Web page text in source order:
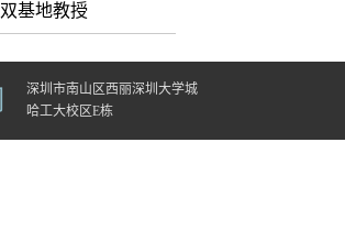
双基地教授
深圳市南山区西丽深圳大学城
哈工大校区E栋